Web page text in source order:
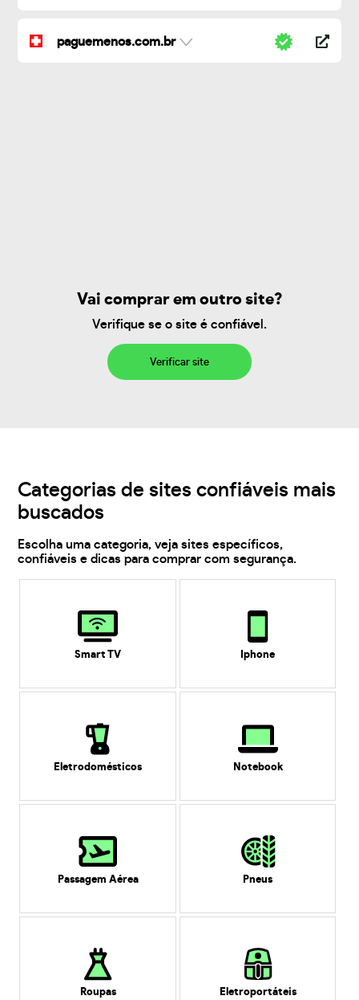
paguemenos.com.br
Vai comprar em outro site?
Verifique se o site é confiável.
Verificar site
Categorias de sites confiáveis mais
buscados
Escolha uma categoria, veja sites específicos,
confiáveis e dicas para comprar com segurança.
Smart TV Iphone
Eletrodomésticos Notebook
Passagem Aérea Pneus
Roupas Eletroportáteis